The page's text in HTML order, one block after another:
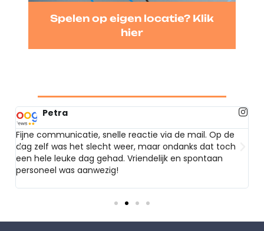
Spelen op eigen locatie? Klik
hier
Petra
Fijne communicatie, snelle reactie via de mail. Op de
dag zelf was het slecht weer, maar ondanks dat toch
een hele leuke dag gehad. Vriendelijk en spontaan
personeel was aanwezig!